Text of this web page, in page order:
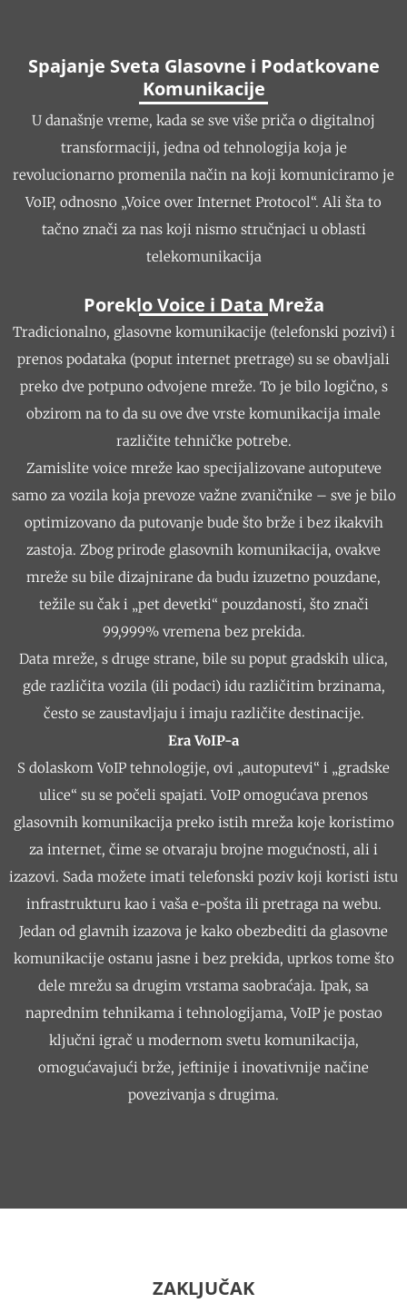
Spajanje Sveta Glasovne i Podatkovane
Komunikacije
U današnje vreme, kada se sve više priča o digitalnoj
transformaciji, jedna od tehnologija koja je
revolucionarno promenila način na koji komuniciramo je
VoIP, odnosno „Voice over Internet Protocol“. Ali šta to
tačno znači za nas koji nismo stručnjaci u oblasti
telekomunikacija
Poreklo Voice i Data Mreža
Tradicionalno, glasovne komunikacije (telefonski pozivi) i
prenos podataka (poput internet pretrage) su se obavljali
preko dve potpuno odvojene mreže. To je bilo logično, s
obzirom na to da su ove dve vrste komunikacija imale
različite tehničke potrebe.
Zamislite voice mreže kao specijalizovane autoputeve
samo za vozila koja prevoze važne zvaničnike – sve je bilo
optimizovano da putovanje bude što brže i bez ikakvih
zastoja. Zbog prirode glasovnih komunikacija, ovakve
mreže su bile dizajnirane da budu izuzetno pouzdane,
težile su čak i „pet devetki“ pouzdanosti, što znači
99,999% vremena bez prekida.
Data mreže, s druge strane, bile su poput gradskih ulica,
gde različita vozila (ili podaci) idu različitim brzinama,
često se zaustavljaju i imaju različite destinacije.
Era VoIP-a
S dolaskom VoIP tehnologije, ovi „autoputevi“ i „gradske
ulice“ su se počeli spajati. VoIP omogućava prenos
glasovnih komunikacija preko istih mreža koje koristimo
za internet, čime se otvaraju brojne mogućnosti, ali i
izazovi. Sada možete imati telefonski poziv koji koristi istu
infrastrukturu kao i vaša e-pošta ili pretraga na webu.
Jedan od glavnih izazova je kako obezbediti da glasovne
komunikacije ostanu jasne i bez prekida, uprkos tome što
dele mrežu sa drugim vrstama saobraćaja. Ipak, sa
naprednim tehnikama i tehnologijama, VoIP je postao
ključni igrač u modernom svetu komunikacija,
omogućavajući brže, jeftinije i inovativnije načine
povezivanja s drugima.
ZAKLJUČAK